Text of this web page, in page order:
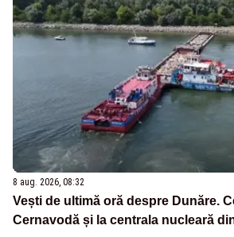
8 aug. 2026, 08:32
Vești de ultimă oră despre Dunăre.
Cernavodă și la centrala nucleară